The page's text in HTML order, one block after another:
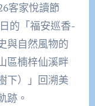
客家悅讀節
的「福安巡香-
與自然風物的
區楠梓仙溪畔
下）」回溯美
跡。